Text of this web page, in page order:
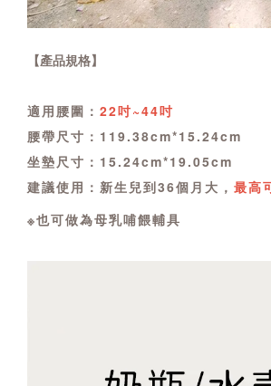
【產品規格】
適用腰圍： 22吋~44吋
腰帶尺寸：119.38cm*15.24cm
坐墊尺寸：15.24cm*19.05cm
建議使用：新生兒到36個月大， 最高
※也可做為母乳哺餵輔具